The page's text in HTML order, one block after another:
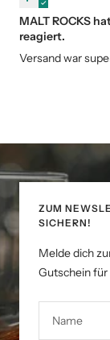
MALT ROCKS
reagiert.
Versand war
ZUM
SICHERN!
Melde dich
Gutschein für
Name